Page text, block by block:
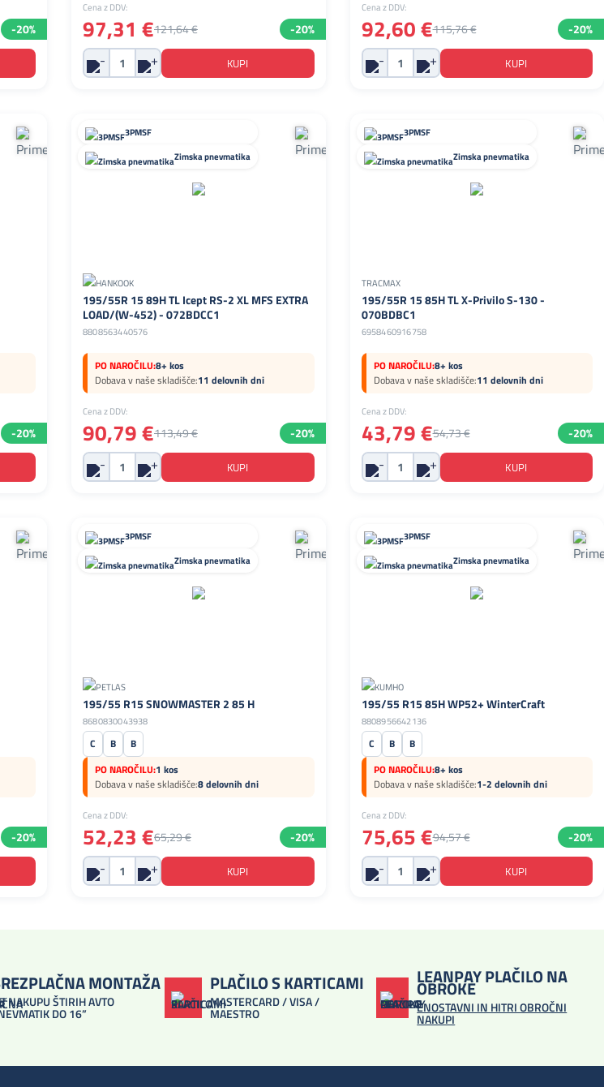
-20%
Cena z DDV:
97,31 €121,64 € -20%
Cena z DDV:
92,60 €115,76 € -20%
-20%
3PMSF
Zimska pnevmatika
195/55R 15 89H TL Icept RS-2 XL MFS EXTRA
LOAD/(W-452) - 072BDCC1
8808563440576
PO NAROČILU:8+ kos
Dobava v naše skladišče:11 delovnih dni
Cena z DDV:
90,79 €113,49 € -20%
3PMSF
Zimska pnevmatika
TRACMAX
195/55R 15 85H TL X-Privilo S-130 -
070BDBC1
6958460916758
PO NAROČILU:8+ kos
Dobava v naše skladišče:11 delovnih dni
Cena z DDV:
43,79 €54,73 € -20%
-20%
3PMSF
Zimska pnevmatika
195/55 R15 SNOWMASTER 2 85 H
8680830043938
C B
B
PO NAROČILU:1 kos
Dobava v naše skladišče:8 delovnih dni
Cena z DDV:
52,23 €65,29 € -20%
3PMSF
Zimska pnevmatika
195/55 R15 85H WP52+ WinterCraft
8808956642136
C B
B
PO NAROČILU:8+ kos
Dobava v naše skladišče:1-2 delovnih dni
Cena z DDV:
75,65 €94,57 € -20%
MONTAŽA
NAKUPU ŠTIRIH AVTO
DO 16”
PLAČILO S KARTICAMI
MASTERCARD / VISA /
MAESTRO
LEANPAY PLAČILO NA
OBROKE
ENOSTAVNI IN HITRI OBROČNI
NAKUPI